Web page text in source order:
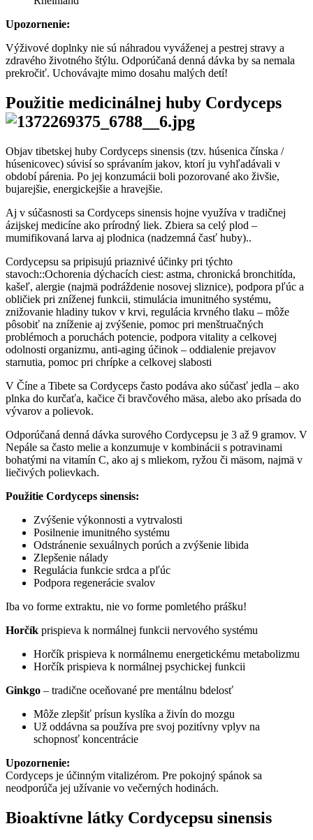
Upozornenie:
Výživové doplnky nie sú náhradou vyváženej a pestrej stravy a
zdravého životného štýlu. Odporúčaná denná dávka by sa nemala
prekročiť. Uchovávajte mimo dosahu malých detí!
Použitie medicinálnej huby Cordyceps
Objav tibetskej huby Cordyceps sinensis (tzv. húsenica čínska /
húsenicovec) súvisí so správaním jakov, ktorí ju vyhľadávali v
období párenia. Po jej konzumácii boli pozorované ako živšie,
bujarejšie, energickejšie a hravejšie.
Aj v súčasnosti sa Cordyceps sinensis hojne využíva v tradičnej
ázijskej medicíne ako prírodný liek. Zbiera sa celý plod –
mumifikovaná larva aj plodnica (nadzemná časť huby)..
Cordycepsu sa pripisujú priaznivé účinky pri týchto
stavoch::Ochorenia dýchacích ciest: astma, chronická bronchitída,
kašeľ, alergie (najmä podráždenie nosovej sliznice), podpora pľúc a
obličiek pri zníženej funkcii, stimulácia imunitného systému,
znižovanie hladiny tukov v krvi, regulácia krvného tlaku – môže
pôsobiť na zníženie aj zvýšenie, pomoc pri menštruačných
problémoch a poruchách potencie, podpora vitality a celkovej
odolnosti organizmu, anti-aging účinok – oddialenie prejavov
starnutia, pomoc pri chrípke a celkovej slabosti
V Číne a Tibete sa Cordyceps často podáva ako súčasť jedla – ako
plnka do kurčaťa, kačice či bravčového mäsa, alebo ako prísada do
vývarov a polievok.
Odporúčaná denná dávka surového Cordycepsu je 3 až 9 gramov. V
Nepále sa často melie a konzumuje v kombinácii s potravinami
bohatými na vitamín C, ako aj s mliekom, ryžou či mäsom, najmä v
liečivých polievkach.
Použitie Cordyceps sinensis:
Zvýšenie výkonnosti a vytrvalosti
Posilnenie imunitného systému
Odstránenie sexuálnych porúch a zvýšenie libida
Zlepšenie nálady
Regulácia funkcie srdca a pľúc
Podpora regenerácie svalov
Iba vo forme extraktu, nie vo forme pomletého prášku!
Horčík prispieva k normálnej funkcii nervového systému
Horčík prispieva k normálnemu energetickému metabolizmu
Horčík prispieva k normálnej psychickej funkcii
Ginkgo – tradične oceňované pre mentálnu bdelosť
Môže zlepšiť prísun kyslíka a živín do mozgu
Už oddávna sa používa pre svoj pozitívny vplyv na
schopnosť koncentrácie
Upozornenie:
Cordyceps je účinným vitalizérom. Pre pokojný spánok sa
neodporúča jej užívanie vo večerných hodinách.
Bioaktívne látky Cordycepsu sinensis